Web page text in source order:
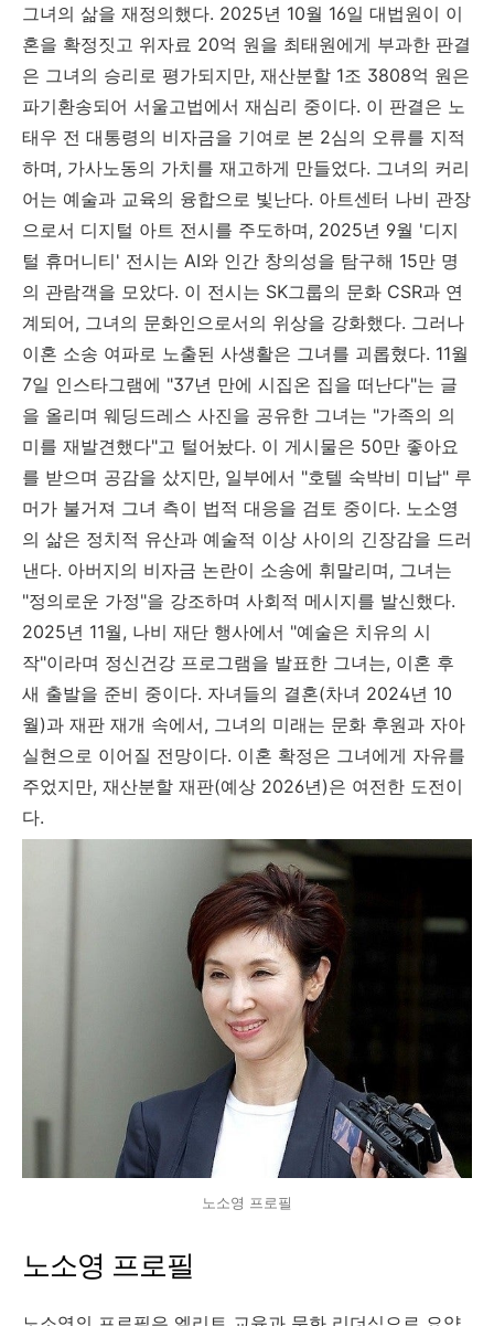
그녀의 삶을 재정의했다. 2025년 10월 16일 대법원이 이
혼을 확정짓고 위자료 20억 원을 최태원에게 부과한 판결
은 그녀의 승리로 평가되지만, 재산분할 1조 3808억 원은
파기환송되어 서울고법에서 재심리 중이다. 이 판결은 노
태우 전 대통령의 비자금을 기여로 본 2심의 오류를 지적
하며, 가사노동의 가치를 재고하게 만들었다. 그녀의 커리
어는 예술과 교육의 융합으로 빛난다. 아트센터 나비 관장
으로서 디지털 아트 전시를 주도하며, 2025년 9월 '디지
털 휴머니티' 전시는 AI와 인간 창의성을 탐구해 15만 명
의 관람객을 모았다. 이 전시는 SK그룹의 문화 CSR과 연
계되어, 그녀의 문화인으로서의 위상을 강화했다. 그러나
이혼 소송 여파로 노출된 사생활은 그녀를 괴롭혔다. 11월
7일 인스타그램에 "37년 만에 시집온 집을 떠난다"는 글
을 올리며 웨딩드레스 사진을 공유한 그녀는 "가족의 의
미를 재발견했다"고 털어놨다. 이 게시물은 50만 좋아요
를 받으며 공감을 샀지만, 일부에서 "호텔 숙박비 미납" 루
머가 불거져 그녀 측이 법적 대응을 검토 중이다. 노소영
의 삶은 정치적 유산과 예술적 이상 사이의 긴장감을 드러
낸다. 아버지의 비자금 논란이 소송에 휘말리며, 그녀는
"정의로운 가정"을 강조하며 사회적 메시지를 발신했다.
2025년 11월, 나비 재단 행사에서 "예술은 치유의 시
작"이라며 정신건강 프로그램을 발표한 그녀는, 이혼 후
새 출발을 준비 중이다. 자녀들의 결혼(차녀 2024년 10
월)과 재판 재개 속에서, 그녀의 미래는 문화 후원과 자아
실현으로 이어질 전망이다. 이혼 확정은 그녀에게 자유를
주었지만, 재산분할 재판(예상 2026년)은 여전한 도전이
다.
노소영 프로필
노소영 프로필